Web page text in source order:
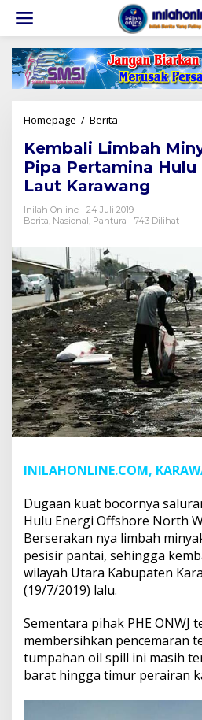
konten
Homepage / Berita
Minyak
Bocoran
Pipa
Pertamina
Hulu
Energi
Karawang
Kembali Limbah
Pipa Pertamina Hulu
Laut Karawang
Inilah Online
24 Juli 2019
Berita Nasional Pantura 743 Dilihat
INILAHONLINE.COM,
Dugaan kuat bocornya
Hulu Energi Offshore North
Berserakan nya limbah
pesisir pantai, sehingga
wilayah Utara Kabupaten
(19/7/2019) lalu.
Sementara pihak PHE ONWJ
membersihkan pencemaran
tumpahan oil spill ini masih
barat hingga timur perairan